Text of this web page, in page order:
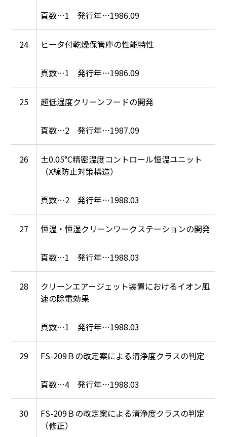
1 1986.09
24 ヒータ付乾燥保管庫の性能特性
1 1986.09
25 超低湿度クリーンフードの開発
2 1987.09
26
±0.05°C精密温度コントロール恒温ユニット
（X線防止対策構造）
2 1988.03
27 恒温・恒湿クリーンワークステーションの開発
1 1988.03
28
クリーンエアージェット装置におけるイオン風
速の除電効果
1 1988.03
29 FS-209Ｂの改定案による清浄度クラスの判定
4 1988.03
30
FS-209Ｂの改定案による清浄度クラスの判定
（修正）